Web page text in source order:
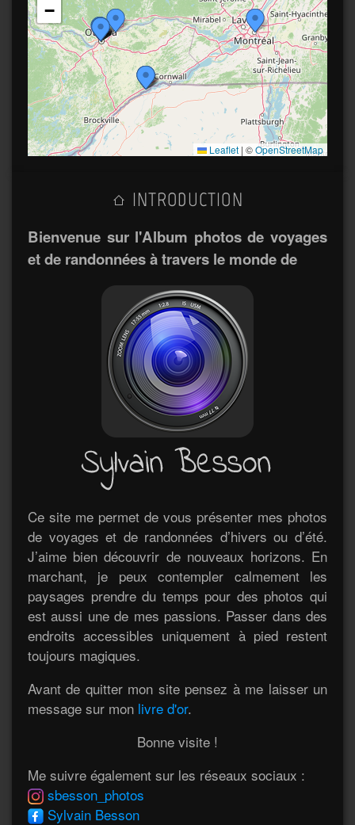
−
Leaflet | ©OpenStreetMap
INTRODUCTION
Bienvenue sur l'Album photos de voyages
et de randonnées à travers le monde de
Ce site me permet de vous présenter mes photos
de voyages et de randonnées d’hivers ou d’été.
J’aime bien découvrir de nouveaux horizons. En
marchant, je peux contempler calmement les
paysages prendre du temps pour des photos qui
est aussi une de mes passions. Passer dans des
endroits accessibles uniquement à pied restent
toujours magiques.
Avant de quitter mon site pensez à me laisser un
message sur mon livre d'or.
Bonne visite !
Me suivre également sur les réseaux sociaux :
sbesson_photos
Sylvain Besson